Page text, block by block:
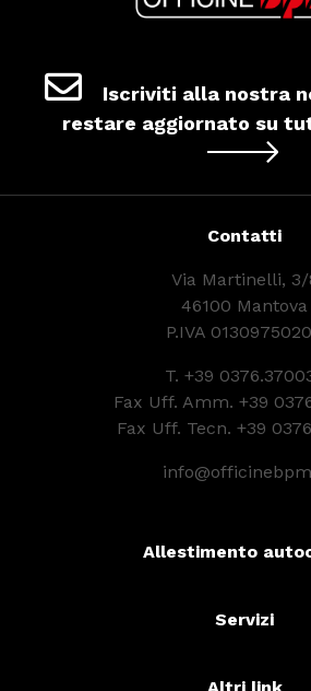
Iscriviti alla nostra
restare aggiornato su
Contatti
Via Martinelli, 3/
46100 Mantova
P.IVA
T. +39
Fax Uff. Amm. +39
Fax Uff. Tecn. +39
Allestimento
Servizi
Altri link